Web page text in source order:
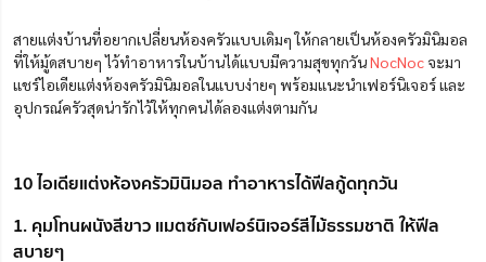
สายแต่งบ้านที่อยากเปลี่ยนห้องครัวแบบเดิมๆ ให้กลายเป็นห้องครัวมินิมอล
ที่ให้มู้ดสบายๆ ไว้ทำอาหารในบ้านได้แบบมีความสุขทุกวันNocNoc จะมา
แชร์ไอเดียแต่งห้องครัวมินิมอลในแบบง่ายๆ พร้อมแนะนำเฟอร์นิเจอร์ และ
อุปกรณ์ครัวสุดน่ารักไว้ให้ทุกคนได้ลองแต่งตามกัน
10 ไอเดียแต่งห้องครัวมินิมอล ทำอาหารได้ฟีลกู้ดทุกวัน
1. คุมโทนผนังสีขาว แมตซ์กับเฟอร์นิเจอร์สีไม้ธรรมชาติ ให้ฟีล
สบายๆ